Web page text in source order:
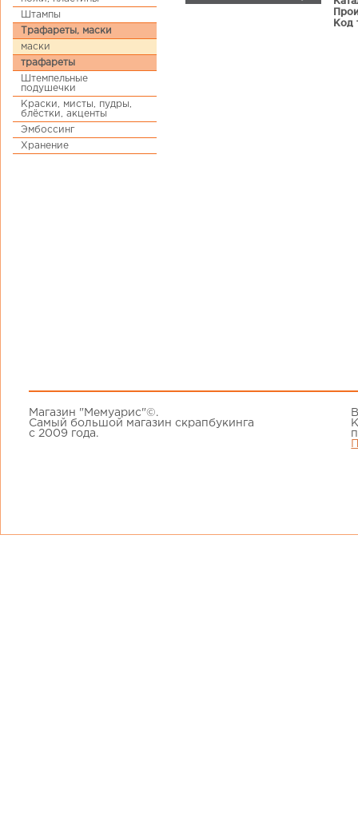
Штампы
Трафареты, маски
маски
трафареты
Штемпельные
подушечки
Краски, мисты, пудры,
блёстки, акценты
Эмбоссинг
Хранение
Код
Магазин "Мемуарис"©.
Самый большой магазин скрапбукинга
с 2009 года.